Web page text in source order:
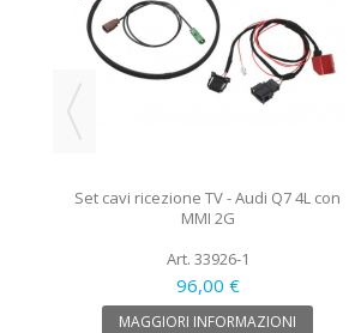
Set cavi ricezione TV - Audi Q7 4L con
MMI 2G
Art. 33926-1
96,00 €
MAGGIORI INFORMAZIONI